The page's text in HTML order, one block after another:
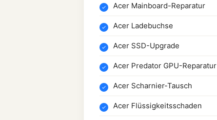
Acer Mainboard-Reparatur
Acer Ladebuchse
Acer SSD-Upgrade
Acer Predator GPU-Reparatur
Acer Scharnier-Tausch
Acer Flüssigkeitsschaden